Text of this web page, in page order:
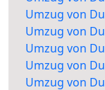
Umzug von
Umzug von
Umzug von
Umzug von
Umzug von